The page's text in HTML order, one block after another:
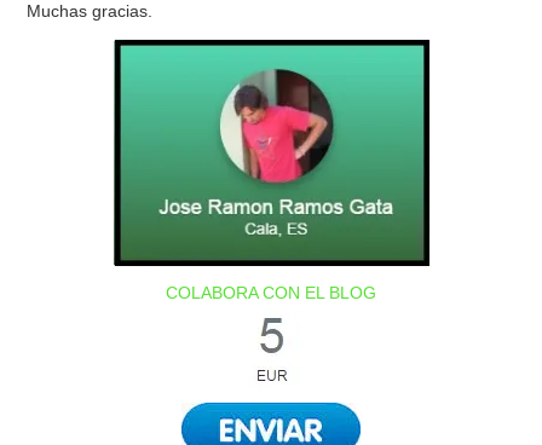
Muchas gracias.
COLABORA CON EL BLOG